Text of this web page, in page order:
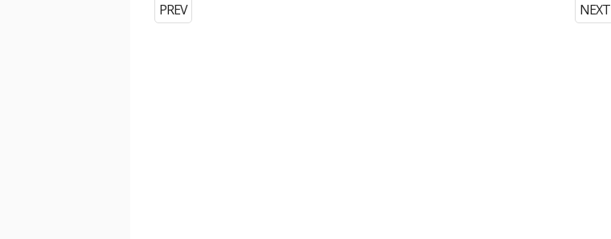
NEXT
PREV